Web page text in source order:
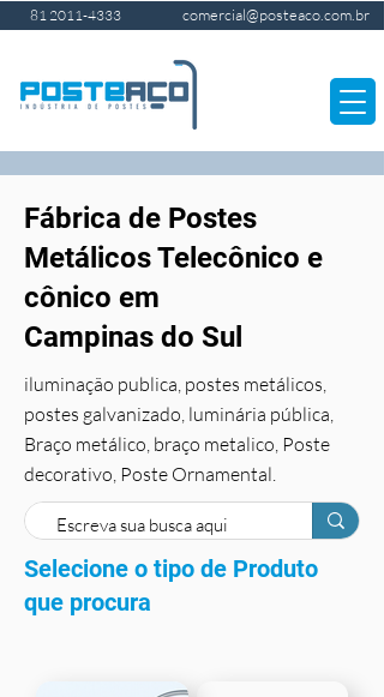
81 2011-4333 comercial@posteaco.com.br
Fábrica de Postes
Metálicos Telecônico e
cônico em
Campinas do Sul
iluminação publica, postes metálicos,
postes galvanizado, luminária pública,
Braço metálico, braço metalico, Poste
decorativo, Poste Ornamental.
Selecione o tipo de Produto
que procura